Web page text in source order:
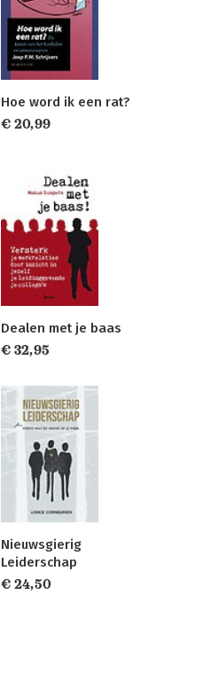
Hoe word ik een rat?
€ 20,99
Dealen met je baas
€ 32,95
Nieuwsgierig
Leiderschap
€ 24,50